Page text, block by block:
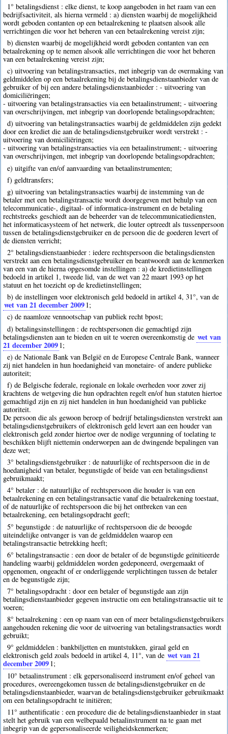
1° betalingsdienst : elke dienst, te koop aangeboden in het raam van een
bedrijfsactiviteit, als hierna vermeld : a) diensten waarbij de mogelijkheid
wordt geboden contanten op een betaalrekening te plaatsen alsook alle
verrichtingen die voor het beheren van een betaalrekening vereist zijn;
b) diensten waarbij de mogelijkheid wordt geboden contanten van een
betaalrekening op te nemen alsook alle verrichtingen die voor het beheren
van een betaalrekening vereist zijn;
c) uitvoering van betalingstransacties, met inbegrip van de overmaking van
geldmiddelen op een betaalrekening bij de betalingsdienstaanbieder van de
gebruiker of bij een andere betalingsdienstaanbieder : - uitvoering van
domiciliëringen;
- uitvoering van betalingstransacties via een betaalinstrument; - uitvoering
van overschrijvingen, met inbegrip van doorlopende betalingsopdrachten;
d) uitvoering van betalingstransacties waarbij de geldmiddelen zijn gedekt
door een krediet die aan de betalingsdienstgebruiker wordt verstrekt : -
uitvoering van domiciliëringen;
- uitvoering van betalingstransacties via een betaalinstrument; - uitvoering
van overschrijvingen, met inbegrip van doorlopende betalingsopdrachten;
e) uitgifte van en/of aanvaarding van betaalinstrumenten;
f) geldtransfers;
g) uitvoering van betalingstransacties waarbij de instemming van de
betaler met een betalingstransactie wordt doorgegeven met behulp van een
telecommunicatie-, digitaal- of informatica-instrument en de betaling
rechtstreeks geschiedt aan de beheerder van de telecommunicatiediensten,
het informaticasysteem of het netwerk, die louter optreedt als tussenpersoon
tussen de betalingsdienstgebruiker en de persoon die de goederen levert of
de diensten verricht;
2° betalingsdienstaanbieder : iedere rechtspersoon die betalingsdiensten
verstrekt aan een betalingsdienstgebruiker en beantwoordt aan de kenmerken
van een van de hierna opgesomde instellingen : a) de kredietinstellingen
bedoeld in artikel 1, tweede lid, van de wet van 22 maart 1993 op het
statuut en het toezicht op de kredietinstellingen;
b) de instellingen voor elektronisch geld bedoeld in artikel 4, 31°, van de
wet van 21 december 2009 1;
c) de naamloze vennootschap van publiek recht bpost;
d) betalingsinstellingen : de rechtspersonen die gemachtigd zijn
betalingsdiensten aan te bieden en uit te voeren overeenkomstig de wet van
21 december 2009 1;
e) de Nationale Bank van België en de Europese Centrale Bank, wanneer
zij niet handelen in hun hoedanigheid van monetaire- of andere publieke
autoriteit;
f) de Belgische federale, regionale en lokale overheden voor zover zij
krachtens de wetgeving die hun opdrachten regelt en/of hun statuten hiertoe
gemachtigd zijn en zij niet handelen in hun hoedanigheid van publieke
autoriteit.
De persoon die als gewoon beroep of bedrijf betalingsdiensten verstrekt aan
betalingsdienstgebruikers of elektronisch geld levert aan een houder van
elektronisch geld zonder hiertoe over de nodige vergunning of toelating te
beschikken blijft niettemin onderworpen aan de dwingende bepalingen van
deze wet;
3° betalingsdienstgebruiker : de natuurlijke of rechtspersoon die in de
hoedanigheid van betaler, begunstigde of beide van een betalingsdienst
gebruikmaakt;
4° betaler : de natuurlijke of rechtspersoon die houder is van een
betaalrekening en een betalingstransactie vanaf die betaalrekening toestaat,
of de natuurlijke of rechtspersoon die bij het ontbreken van een
betaalrekening, een betalingsopdracht geeft;
5° begunstigde : de natuurlijke of rechtspersoon die de beoogde
uiteindelijke ontvanger is van de geldmiddelen waarop een
betalingstransactie betrekking heeft;
6° betalingstransactie : een door de betaler of de begunstigde geïnitieerde
handeling waarbij geldmiddelen worden gedeponeerd, overgemaakt of
opgenomen, ongeacht of er onderliggende verplichtingen tussen de betaler
en de begunstigde zijn;
7° betalingsopdracht : door een betaler of begunstigde aan zijn
betalingsdienstaanbieder gegeven instructie om een betalingstransactie uit te
voeren;
8° betaalrekening : een op naam van een of meer betalingsdienstgebruikers
aangehouden rekening die voor de uitvoering van betalingstransacties wordt
gebruikt;
9° geldmiddelen : bankbiljetten en muntstukken, giraal geld en
elektronisch geld zoals bedoeld in artikel 4, 11°, van de wet van 21
december 2009 1;
10° betaalinstrument : elk gepersonaliseerd instrument en/of geheel van
procedures, overeengekomen tussen de betalingsdienstgebruiker en de
betalingsdienstaanbieder, waarvan de betalingsdienstgebruiker gebruikmaakt
om een betalingsopdracht te initiëren;
11° authentificatie : een procedure die de betalingsdienstaanbieder in staat
stelt het gebruik van een welbepaald betaalinstrument na te gaan met
inbegrip van de gepersonaliseerde veiligheidskenmerken;